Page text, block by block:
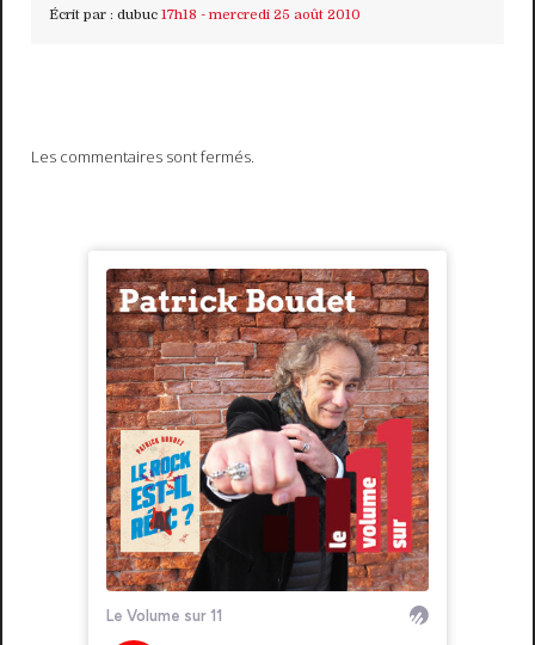
Écrit par : dubuc 17h18 - mercredi 25 août 2010
Les commentaires sont fermés.